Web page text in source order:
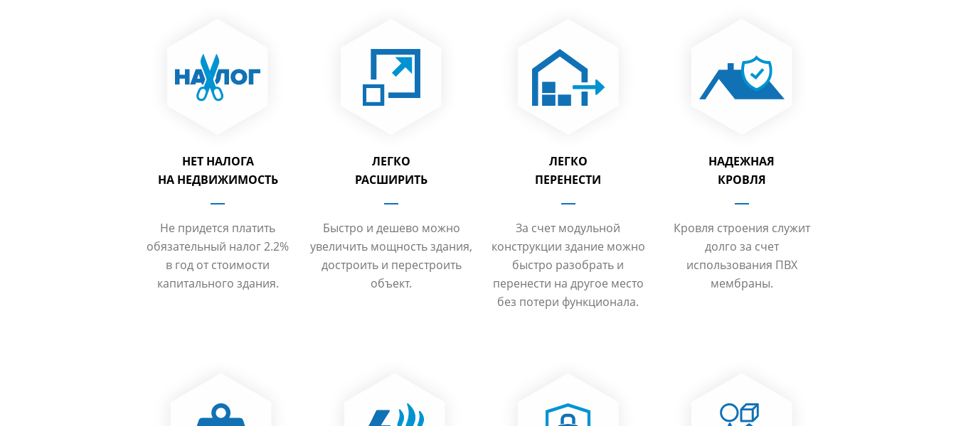
НЕТ НАЛОГА
НА НЕДВИЖИМОСТЬ
Не придется платить
обязательный налог 2.2%
в год от стоимости
капитального здания.
ЛЕГКО
РАСШИРИТЬ
Быстро и дешево можно
увеличить мощность здания,
достроить и перестроить
объект.
ЛЕГКО
ПЕРЕНЕСТИ
За счет модульной
конструкции здание можно
быстро разобрать и
перенести на другое место
без потери функционала.
НАДЕЖНАЯ
КРОВЛЯ
Кровля строения служит
долго за счет
использования ПВХ
мембраны.